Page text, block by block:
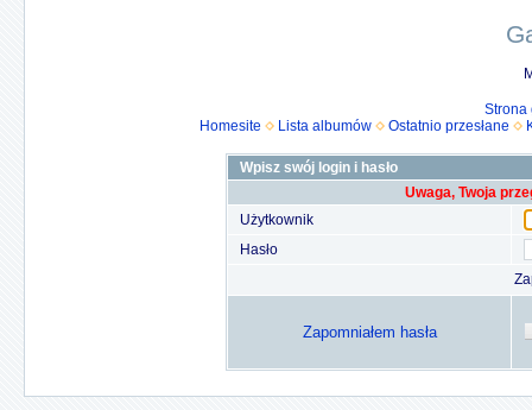
Strona
Homesite
Lista albumów Ostatnio przesłane
Wpisz swój login i hasło
Uwaga, Twoja
Użytkownik
Hasło
Zapomniałem hasła